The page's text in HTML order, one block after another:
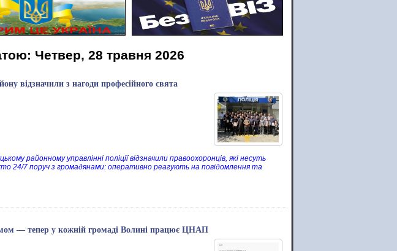
Четвер, 28 травня 2026
відзначили з нагоди професійного свята
районному управлінні поліції відзначили правоохоронців, які несуть
24/7 поруч з громадянами: оперативно реагують на повідомлення та
— тепер у кожній громаді Волині працює ЦНАП